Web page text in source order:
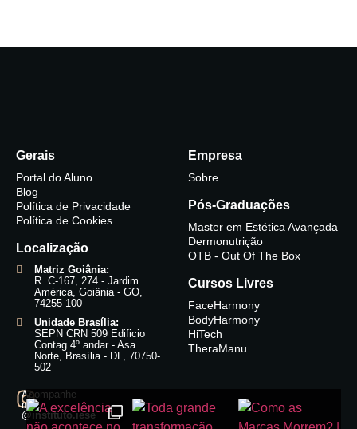
Gerais
Portal do Aluno
Blog
Política de Privacidade
Política de Cookies
Localização
Matriz Goiânia:
R. C-167, 274 - Jardim
América, Goiânia - GO,
74255-100
Unidade Brasília:
SEPN CRN 509 Edificio
Contag 4º andar - Asa
Norte, Brasília - DF, 70750-
502
Empresa
Sobre
Pós-Graduações
Master em Estética Avançada
Dermonutrição
OTB - Out Of The Box
Cursos Livres
FaceHarmony
BodyHarmony
HiTech
TheraManu
Acompanhe-
nos:
@instituto.iese